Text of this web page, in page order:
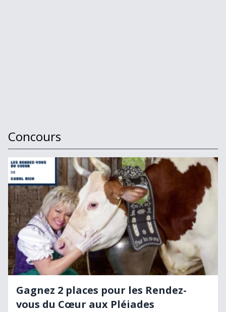
Concours
Gagnez 2 places pour les Rendez-
vous du Cœur aux Pléiades